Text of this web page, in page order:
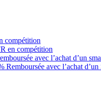
en compétition
avec l’achat d’un